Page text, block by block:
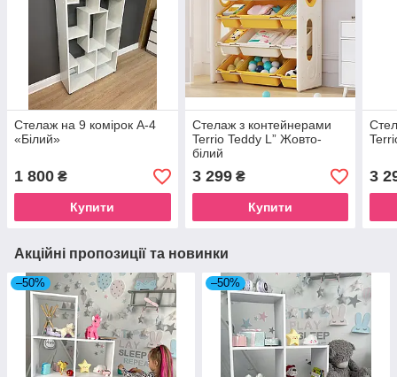
Стелаж на 9 комірок А-4
«Білий»
1 800 ₴
Купити
Стелаж з контейнерами
Terrio Teddy L” Жовто-
білий
3 299₴
Купити
3
Акційні пропозиції та новинки
–50% –50%